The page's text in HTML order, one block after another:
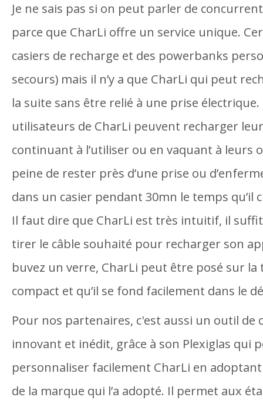
Je ne sais pas si on peut parler de
parce que CharLi offre un service unique.
casiers de recharge et des powerbanks
secours) mais il n’y a que CharLi qui peut
la suite sans être relié à une prise
utilisateurs de CharLi peuvent recharger
continuant à l’utiliser ou en vaquant à leurs
peine de rester près d’une prise ou
dans un casier pendant 30mn le temps qu’il
Il faut dire que CharLi est très intuitif, il
tirer le câble souhaité pour recharger son
buvez un verre, CharLi peut être posé sur la
compact et qu’il se fond facilement dans le
Pour nos partenaires, c'est aussi un outil de
innovant et inédit, grâce à son Plexiglas qui
personnaliser facilement CharLi en
de la marque qui l’a adopté. Il permet aux